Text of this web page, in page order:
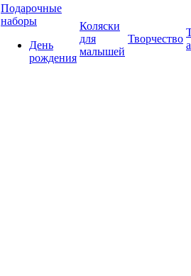
Подарочные
наборы
День
рождения
Коляски
для
малышей
Творчество